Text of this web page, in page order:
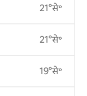
21°से॰
21°से॰
19°से॰